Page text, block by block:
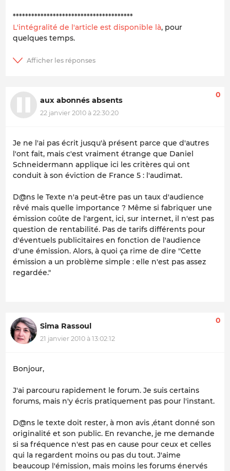
***************************************
L'intégralité de l'article est disponible là, pour
quelques temps.
aux abonnés absents
22 janvier 2010 à 22:30:20
0
Je ne l'ai pas écrit jusqu'à présent parce que d'autres
l'ont fait, mais c'est vraiment étrange que Daniel
Schneidermann applique ici les critères qui ont
conduit à son éviction de France 5 : l'audimat.
D@ns le Texte n'a peut-être pas un taux d'audience
rêvé mais quelle importance ? Même si fabriquer une
émission coûte de l'argent, ici, sur internet, il n'est pas
question de rentabilité. Pas de tarifs différents pour
d'éventuels publicitaires en fonction de l'audience
d'une émission. Alors, à quoi ça rime de dire "Cette
émission a un problème simple : elle n'est pas assez
regardée."
Sima Rassoul
21 janvier 2010 à 13:02:12
0
Bonjour,
J'ai parcouru rapidement le forum. Je suis certains
forums, mais n'y écris pratiquement pas pour l'instant.
D@ns le texte doit rester, à mon avis ,étant donné son
originalité et son public. En revanche, je me demande
si sa fréquence n'est pas en cause pour ceux et celles
qui la regardent moins ou pas du tout. J'aime
beaucoup l'émission, mais moins les forums énervés